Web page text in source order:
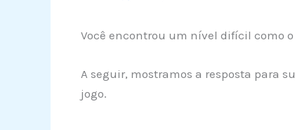
Você encontrou um nível difícil como
A seguir, mostramos a resposta para
jogo.